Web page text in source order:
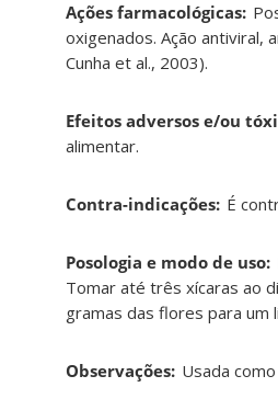
Ações farmacológicas:
oxigenados. Ação antiviral,
Cunha et al., 2003).
Efeitos adversos e/ou
alimentar.
Contra-indicações: É
Posologia e modo de uso:
Tomar até três xícaras ao
gramas das flores para um
Observações: Usada